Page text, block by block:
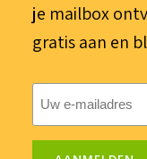
je mailbox
gratis aan en
mailadres